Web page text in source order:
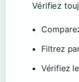
Vérifiez
Filtrez
Vérifiez